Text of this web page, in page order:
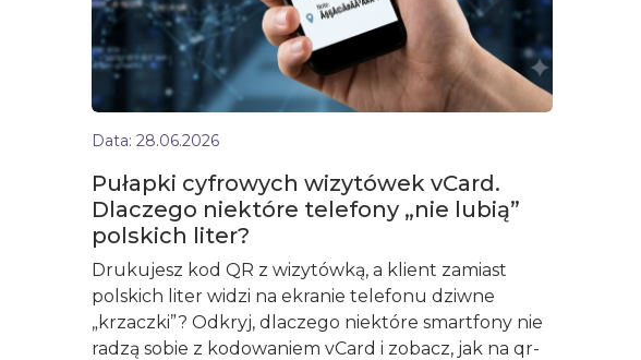
Data: 28.06.2026
Pułapki cyfrowych wizytówek vCard.
Dlaczego niektóre telefony „nie lubią”
polskich liter?
Drukujesz kod QR z wizytówką, a klient zamiast
polskich liter widzi na ekranie telefonu dziwne
„krzaczki”? Odkryj, dlaczego niektóre smartfony nie
radzą sobie z kodowaniem vCard i zobacz, jak na qr-